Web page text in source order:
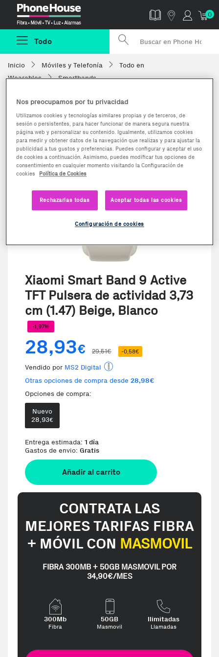
0
Todo
Inicio Móviles y Telefonía
Todo en
Wearables
Smartbands
Xiaomi Smart Band 9 Active
TFT Pulsera de actividad 3,73
cm (1.47) Beige, Blanco
-1,97%
28,93€ 29,51€ -0,58€
Vendido por MS2 Digital
Otras opciones de compra desde 28,98€
Opciones de compra:
Nuevo
28,93€
Entrega estimada: 1 día
Gastos de envio: Gratis
Añadir al carrito
CONTRATA LAS
MEJORES TARIFAS FIBRA
+ MÓVIL CON MASMOVIL
FIBRA 300MB + 50GB MASMOVIL POR
34,90€/MES
300Mb
Fibra
50GB
Masmovil
Ilimitadas
Llamadas
Nos preocupamos por tu privacidad
Utilizamos cookies y tecnologías similares propias y de terceros, de
sesión o persistentes, para hacer funcionar de manera segura nuestra
página web y personalizar su contenido. Igualmente, utilizamos cookies
para medir y obtener datos de la navegación que realizas y para ajustar la
publicidad a tus gustos y preferencias. Puedes configurar y aceptar el uso
de cookies a continuación. Asimismo, puedes modificar tus opciones de
consentimiento en cualquier momento visitando la Configuración de
cookies
Política de Cookies
Rechazarlas todas Aceptar todas las cookies
Configuración de cookies